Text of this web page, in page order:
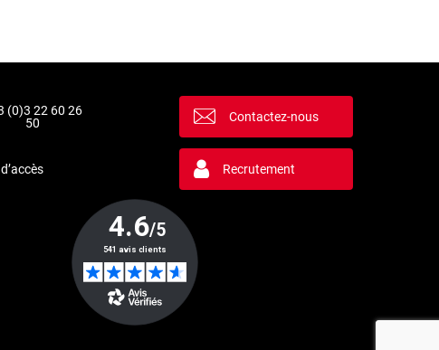
(0)3 22 60 26
50
Contactez-nous
Recrutement
la manière dont vos informations sont manipulées.